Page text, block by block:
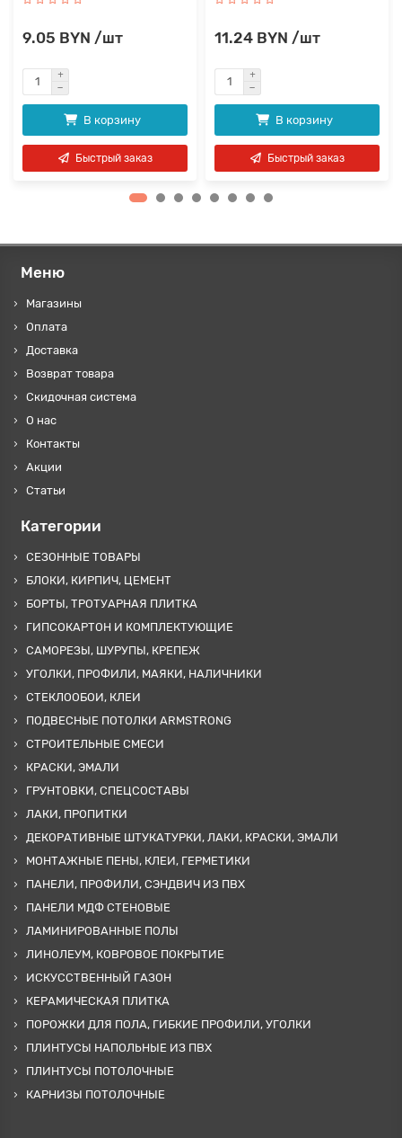
9.05 BYN /шт
В корзину
Быстрый заказ
11.24 BYN /шт
В корзину
Быстрый заказ
Меню
Магазины
Оплата
Доставка
Возврат товара
Скидочная система
О нас
Контакты
Акции
Статьи
Категории
СЕЗОННЫЕ ТОВАРЫ
БЛОКИ, КИРПИЧ, ЦЕМЕНТ
БОРТЫ, ТРОТУАРНАЯ ПЛИТКА
ГИПСОКАРТОН И КОМПЛЕКТУЮЩИЕ
САМОРЕЗЫ, ШУРУПЫ, КРЕПЕЖ
УГОЛКИ, ПРОФИЛИ, МАЯКИ, НАЛИЧНИКИ
СТЕКЛООБОИ, КЛЕИ
ПОДВЕСНЫЕ ПОТОЛКИ ARMSTRONG
СТРОИТЕЛЬНЫЕ СМЕСИ
КРАСКИ, ЭМАЛИ
ГРУНТОВКИ, СПЕЦСОСТАВЫ
ЛАКИ, ПРОПИТКИ
ДЕКОРАТИВНЫЕ ШТУКАТУРКИ, ЛАКИ, КРАСКИ, ЭМАЛИ
МОНТАЖНЫЕ ПЕНЫ, КЛЕИ, ГЕРМЕТИКИ
ПАНЕЛИ, ПРОФИЛИ, СЭНДВИЧ ИЗ ПВХ
ПАНЕЛИ МДФ СТЕНОВЫЕ
ЛАМИНИРОВАННЫЕ ПОЛЫ
ЛИНОЛЕУМ, КОВРОВОЕ ПОКРЫТИЕ
ИСКУССТВЕННЫЙ ГАЗОН
КЕРАМИЧЕСКАЯ ПЛИТКА
ПОРОЖКИ ДЛЯ ПОЛА, ГИБКИЕ ПРОФИЛИ, УГОЛКИ
ПЛИНТУСЫ НАПОЛЬНЫЕ ИЗ ПВХ
ПЛИНТУСЫ ПОТОЛОЧНЫЕ
КАРНИЗЫ ПОТОЛОЧНЫЕ